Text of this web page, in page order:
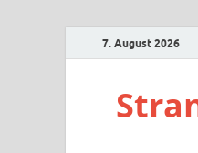
7. August 2026